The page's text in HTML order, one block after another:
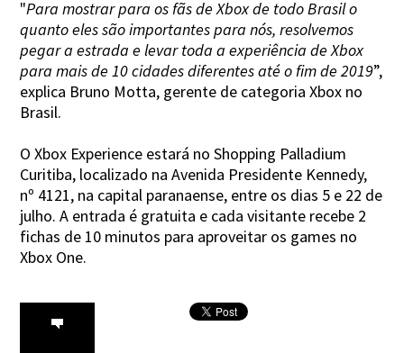
"Para mostrar para os fãs de Xbox de todo Brasil o
quanto eles são importantes para nós, resolvemos
pegar a estrada e levar toda a experiência de Xbox
para mais de 10 cidades diferentes até o fim de 2019”,
explica Bruno Motta, gerente de categoria Xbox no
Brasil.
O Xbox Experience estará no Shopping Palladium
Curitiba, localizado na Avenida Presidente Kennedy,
nº 4121, na capital paranaense, entre os dias 5 e 22 de
julho. A entrada é gratuita e cada visitante recebe 2
fichas de 10 minutos para aproveitar os games no
Xbox One.